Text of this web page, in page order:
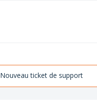
Nouveau ticket de support